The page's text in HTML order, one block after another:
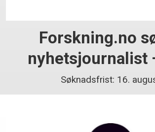
Forskning.no
nyhetsjournalist
Søknadsfrist: 16.